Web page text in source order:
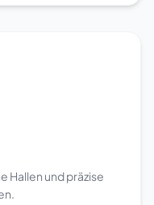
Hallen und präzise